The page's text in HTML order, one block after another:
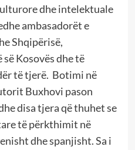
dhe intelektuale
ambasadorët e
Shqipërisë,
Kosovës dhe të
të tjerë. Botimi në
Buxhovi pason
disa tjera që thuhet se
të përkthimit në
dhe spanjisht. Sa i